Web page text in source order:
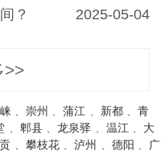
？ 2025-05-04
>>
、 崇州 、蒲江 、 新都 、青
、 郫县 、龙泉驿 、 温江 、 大
、 攀枝花 、泸州 、 德阳 、 广